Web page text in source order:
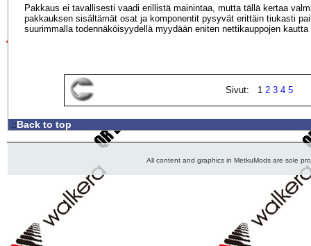
Pakkaus ei tavallisesti vaadi erillistä mainintaa, mutta tällä kertaa
pakkauksen sisältämät osat ja komponentit pysyvät erittäin tiukasti
suurimmalla todennäköisyydellä myydään eniten nettikauppojen
Sivut: 1 2 3 4 5
.:Back to top
All content and graphics in MetkuMods are sole